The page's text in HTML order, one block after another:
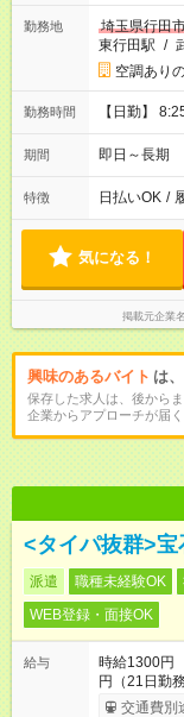
勤務地
埼玉県行田
東行田駅 /
空調あり
勤務時間 【日勤】
期間 即日～長期
特徴 日払いOK /
気になる！
掲載元企業名
興味のあるバイト は
保存した求人は、後から
企業からアプローチが届く
<タイパ抜群>宝
派遣 職種未経験OK
WEB登録・面接OK
給与
時給1300円
円（21日勤
交通費別